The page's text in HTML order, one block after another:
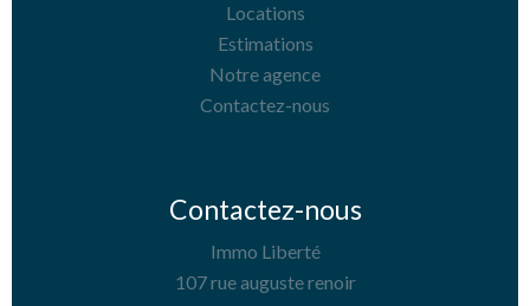
Locations
Estimations
Notre agence
Contactez-nous
Contactez-nous
Immo Liberté
107 rue auguste renoir